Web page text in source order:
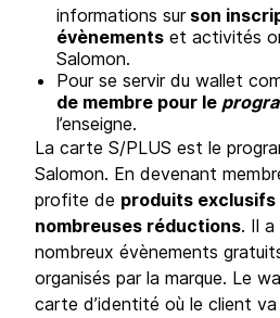
informations surson
évènements et activités
Salomon.
Pour se servir du wallet
de membre pour le
l’enseigne.
La carte S/PLUS est le
Salomon. En devenant
profite de produits exclusifs
nombreuses réductions. Il a
nombreux évènements
organisés par la marque. Le
carte d’identité où le client va